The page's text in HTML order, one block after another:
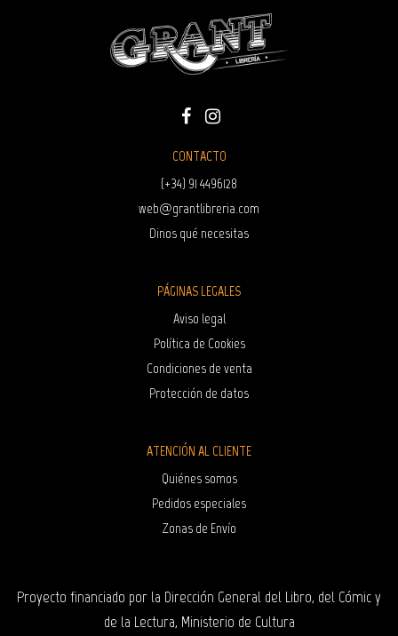
CONTACTO
(+34) 91 4496128
web@grantlibreria.com
Dinos qué necesitas
PÁGINAS LEGALES
Aviso legal
Política de Cookies
Condiciones de venta
Protección de datos
ATENCIÓN AL CLIENTE
Quiénes somos
Pedidos especiales
Zonas de Envío
Proyecto financiado por la Dirección General del Libro, del Cómic y
de la Lectura, Ministerio de Cultura